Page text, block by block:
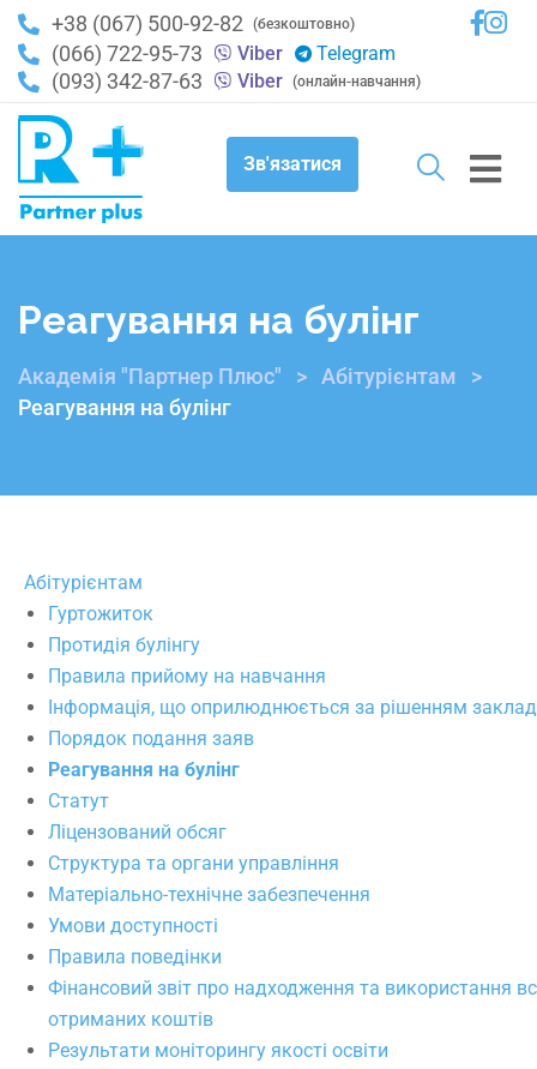
+38 (067) 500-92-82 (безкоштовно)
(066) 722-95-73 Viber Telegram
(093) 342-87-63 Viber (онлайн-навчання)
Зв'язатися
Реагування на булінг
Академія "Партнер Плюс" > Абітурієнтам
>
Реагування на булінг
Абітурієнтам
Гуртожиток
Протидія булінгу
Правила прийому на навчання
Інформація, що оприлюднюється за рішенням
Порядок подання заяв
Реагування на булінг
Статут
Ліцензований обсяг
Структура та органи управління
Матеріально-технічне забезпечення
Умови доступності
Правила поведінки
Фінансовий звіт про надходження та використання
отриманих коштів
Результати моніторингу якості освіти